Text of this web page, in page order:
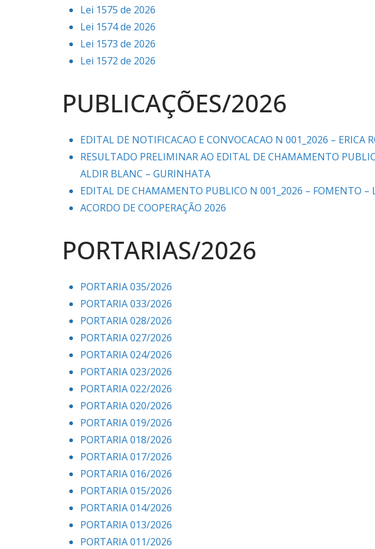
Lei 1575 de 2026
Lei 1574 de 2026
Lei 1573 de 2026
Lei 1572 de 2026
PUBLICAÇÕES/2026
EDITAL DE NOTIFICACAO E CONVOCACAO N 001_2026 – ERICA
RESULTADO PRELIMINAR AO EDITAL DE CHAMAMENTO
ALDIR BLANC – GURINHATA
EDITAL DE CHAMAMENTO PUBLICO N 001_2026 – FOMENTO –
ACORDO DE COOPERAÇÃO 2026
PORTARIAS/2026
PORTARIA 035/2026
PORTARIA 033/2026
PORTARIA 028/2026
PORTARIA 027/2026
PORTARIA 024/2026
PORTARIA 023/2026
PORTARIA 022/2026
PORTARIA 020/2026
PORTARIA 019/2026
PORTARIA 018/2026
PORTARIA 017/2026
PORTARIA 016/2026
PORTARIA 015/2026
PORTARIA 014/2026
PORTARIA 013/2026
PORTARIA 011/2026